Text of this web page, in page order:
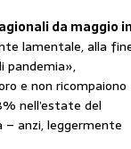
da maggio
lamentale, alla
pandemia»,
e non ricompaiono
nell’estate del
– anzi, leggermente